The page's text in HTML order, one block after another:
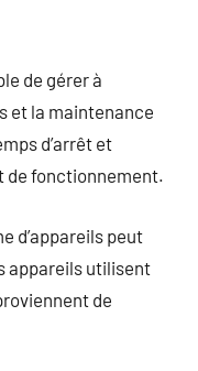
de gérer à
et la maintenance
d’arrêt et
de fonctionnement.
d’appareils peut
appareils utilisent
de